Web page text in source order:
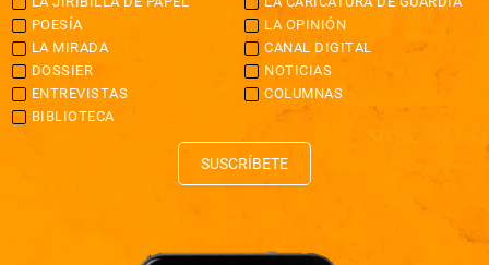
POESÍA
LA OPINIÓN
LA MIRADA
CANAL DIGITAL
DOSSIER
NOTICIAS
ENTREVISTAS
COLUMNAS
BIBLIOTECA
SUSCRÍBETE